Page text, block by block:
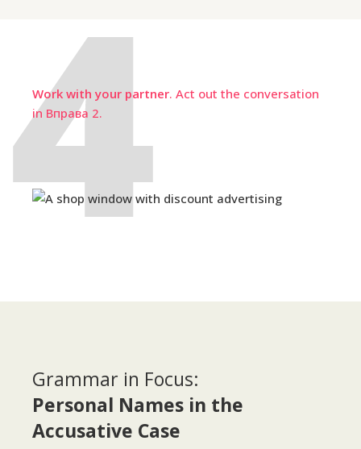
Work with your partner. Act out the conversation
in Вправа 2.
Grammar in Focus:
Personal Names in the
Accusative Case